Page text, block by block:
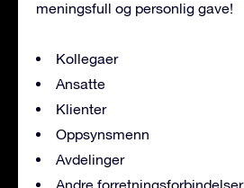
meningsfull og personlig gave!
Kollegaer
Ansatte
Klienter
Oppsynsmenn
Avdelinger
Andre forretningsforbindelser